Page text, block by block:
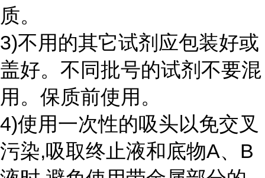
质。
3)不用的其它试剂应包装好或
盖好。不同批号的试剂不要混
用。保质前使用。
4)使用一次性的吸头以免交叉
污染,吸取终止液和底物A、B